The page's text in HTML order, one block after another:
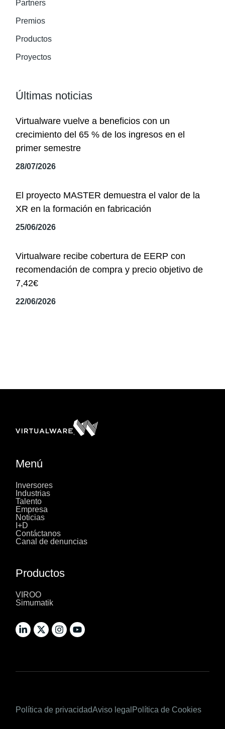
Partners
Premios
Productos
Proyectos
Últimas noticias
Virtualware vuelve a beneficios con un
crecimiento del 65 % de los ingresos en el
primer semestre
28/07/2026
El proyecto MASTER demuestra el valor de la
XR en la formación en fabricación
25/06/2026
Virtualware recibe cobertura de EERP con
recomendación de compra y precio objetivo de
7,42€
22/06/2026
Menú
Inversores
Industrias
Talento
Empresa
Noticias
I+D
Contáctanos
Canal de denuncias
Productos
VIROO
Simumatik
Política de privacidadAviso legal Política de Cookies